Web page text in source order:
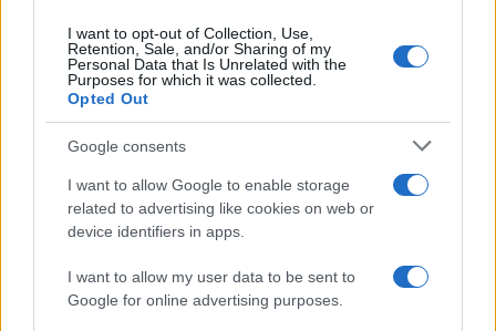
I want to opt-out of Collection, Use,
Retention, Sale, and/or Sharing of my
Personal Data that Is Unrelated with the
Purposes for which it was collected.
Opted Out
Google consents
I want to allow Google to enable storage
related to advertising like cookies on web or
device identifiers in apps.
I want to allow my user data to be sent to
Google for online advertising purposes.
Pallacanestro Trieste: Abramo Canka firma un
accordo pluriennale